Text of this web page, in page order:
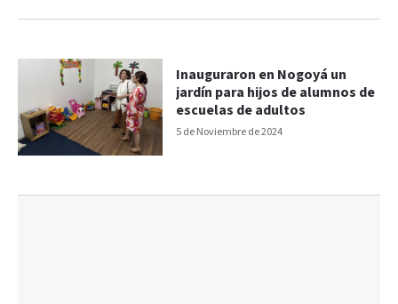
5 de Noviembre de 2024
Inauguraron en Nogoyá un
jardín para hijos de alumnos de
escuelas de adultos